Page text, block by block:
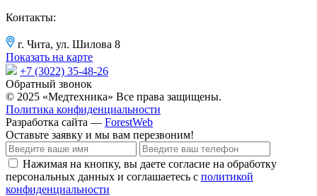
Контакты:
г. Чита, ул. Шилова 8
Показать на карте
+7 (3022) 35-48-26
Обратный звонок
© 2025 «Медтехника» Все права защищены.
Политика конфиденциальности
Разработка сайта — ForestWeb
Оставьте заявку и мы вам перезвоним!
Нажимая на кнопку, вы даете согласие на обработку
персональных данных и соглашаетесь с политикой
конфиденциальности